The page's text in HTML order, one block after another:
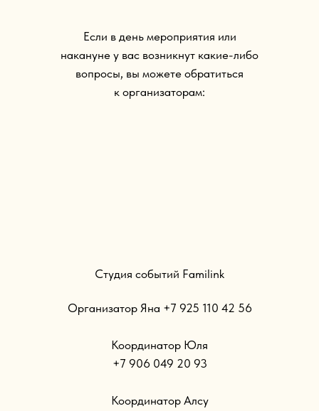
Если в день мероприятия или
накануне у вас возникнут какие-либо
вопросы, вы можете обратиться
к организаторам:
Организатор Яна +7 925 110 42 56
Координатор Юля
+7 906 049 20 93
Координатор Алсу
Студия событий Familink